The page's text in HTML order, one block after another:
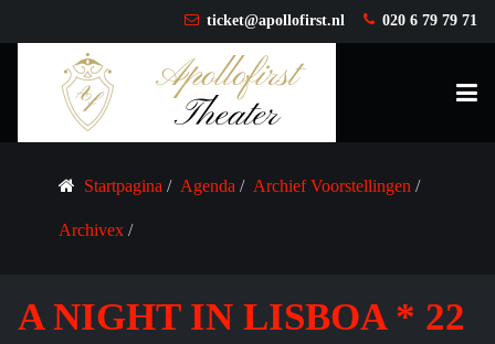
ticket@apollofirst.nl 020 6 79 79 71
Startpagina Agenda Archief Voorstellingen
Archivex
A NIGHT IN LISBOA * 22